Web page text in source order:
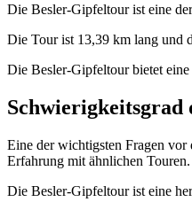
Die Besler-Gipfeltour ist eine
Die Tour ist 13,39 km lang und
Die Besler-Gipfeltour bietet
Eine der wichtigsten Fragen
Erfahrung mit ähnlichen Touren.
Die Besler-Gipfeltour ist eine